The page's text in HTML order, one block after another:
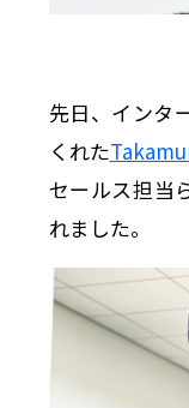
先日、インタ
くれた
セールス担当
れました。